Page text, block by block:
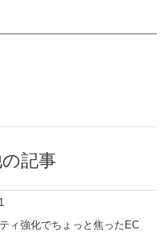
記事
ィ強化でちょっと焦ったEC